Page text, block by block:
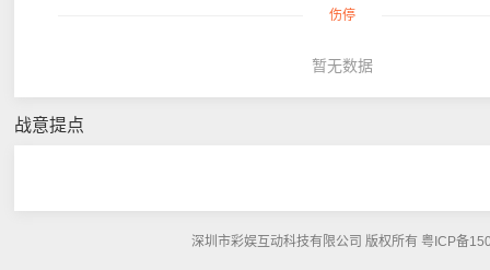
伤停
暂无数据
战意提点
深圳市彩娱互动科技有限公司 版权所有 粤ICP备